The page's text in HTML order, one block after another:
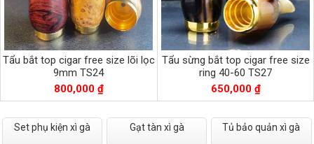
Tẩu bắt top cigar free size lõi lọc
9mm TS24
800,000 ₫
Tẩu sừng bắt top cigar free size
ring 40-60 TS27
650,000 ₫
Set phụ kiện xì gà Gạt tàn xì gà Tủ bảo quản xì gà